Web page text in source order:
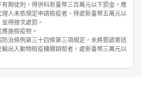
期徒刑，得併科新臺幣三百萬元以下罰金。應
人未依規定申請檢疫者，得處新臺幣五萬元以
得按次處罰。
施檢疫物。
治條例第三十四條第三項規定，未將郵遞寄送
出入動物檢疫機關銷燬者，處新臺幣三萬元以